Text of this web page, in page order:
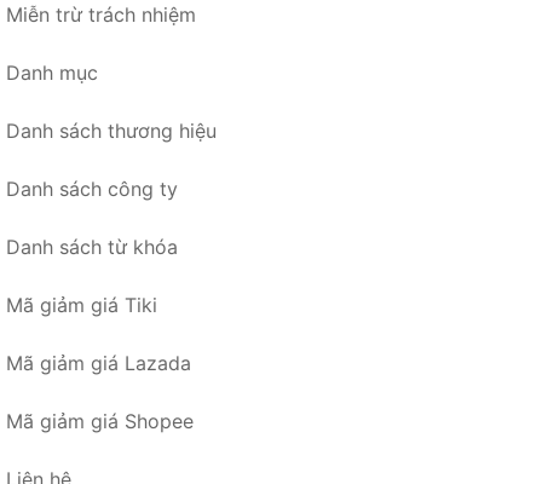
Miễn trừ trách nhiệm
Danh mục
Danh sách thương hiệu
Danh sách công ty
Danh sách từ khóa
Mã giảm giá Tiki
Mã giảm giá Lazada
Mã giảm giá Shopee
Liên hệ